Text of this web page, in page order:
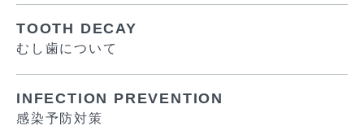
TOOTH DECAY
むし歯について
INFECTION PREVENTION
感染予防対策